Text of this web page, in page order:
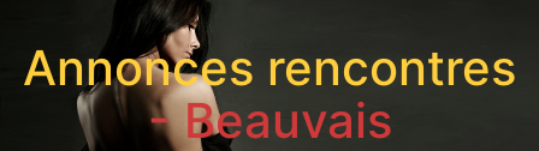
Annonces rencontres
- Beauvais